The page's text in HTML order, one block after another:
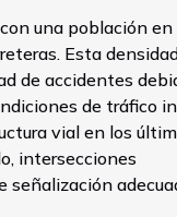
una población en
Esta
de accidentes
de tráfico
vial en los
intersecciones
señalización